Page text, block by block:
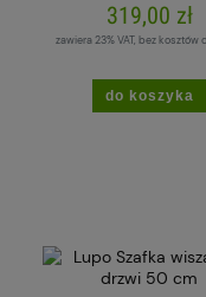
319,00 zł
zawiera 23% VAT, bez kosztów
do koszyka